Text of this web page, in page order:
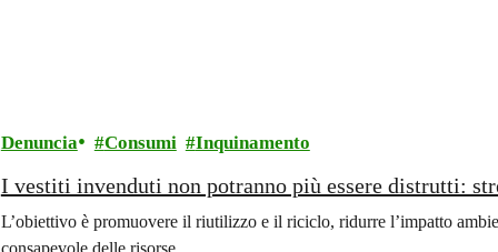
Denuncia Consumi Inquinamento
I vestiti invenduti non potranno più essere distrutti:
L’obiettivo è promuovere il riutilizzo e il riciclo, ridurre l’impatto